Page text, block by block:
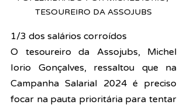
TESOUREIRO DA ASSOJUBS
1/3 dos salários corroídos
O tesoureiro da Assojubs, Michel
Iorio Gonçalves, ressaltou que na
Campanha Salarial 2024 é preciso
focar na pauta prioritária para tentar